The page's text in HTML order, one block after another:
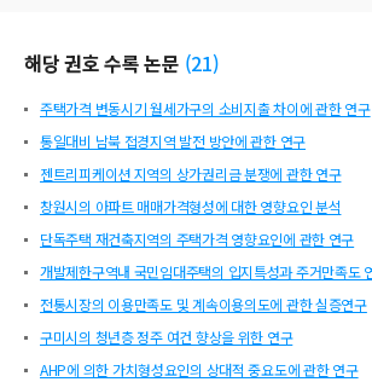
해당 권호 수록 논문 (21)
주택가격 변동시기 월세가구의 소비지출 차이에 관한 연구
통일대비 남북 접경지역 발전 방안에 관한 연구
젠트리피케이션 지역의 상가권리금 분쟁에 관한 연구
창원시의 아파트 매매가격형성에 대한 영향요인 분석
단독주택 재건축지역의 주택가격 영향요인에 관한 연구
개발제한구역내 국민임대주택의 입지특성과 주거만족도
전통시장의 이용만족도 및 계속이용의도에 관한 실증연구
구미시의 청년층 정주 여건 향상을 위한 연구
AHP에 의한 가치형성요인의 상대적 중요도에 관한 연구